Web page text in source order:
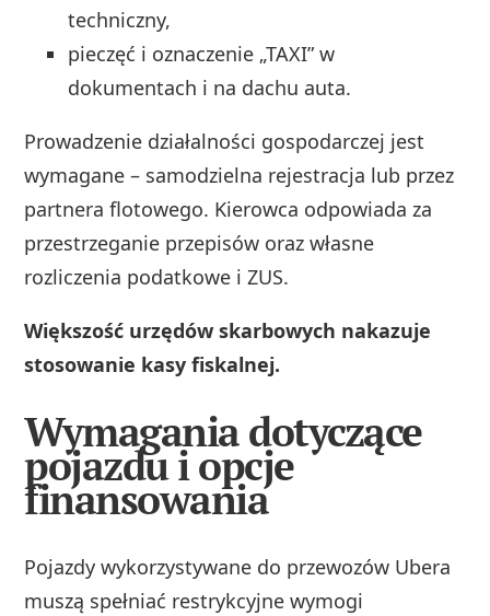
techniczny,
pieczęć i oznaczenie „TAXI” w
dokumentach i na dachu auta.
Prowadzenie działalności gospodarczej jest
wymagane – samodzielna rejestracja lub przez
partnera flotowego. Kierowca odpowiada za
przestrzeganie przepisów oraz własne
rozliczenia podatkowe i ZUS.
Większość urzędów skarbowych nakazuje
stosowanie kasy fiskalnej.
Wymagania dotyczące
pojazdu i opcje
finansowania
Pojazdy wykorzystywane do przewozów Ubera
muszą spełniać restrykcyjne wymogi